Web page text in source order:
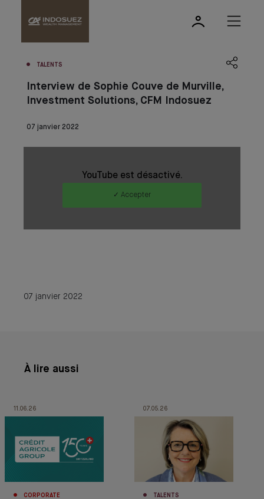
TALENTS
Interview de Sophie Couve de Murville,
Investment Solutions, CFM Indosuez
07 janvier 2022
YouTube est désactivé.
✓ Accepter
07 janvier 2022
À lire aussi
11.06.26
CORPORATE
07.05.26
TALENTS